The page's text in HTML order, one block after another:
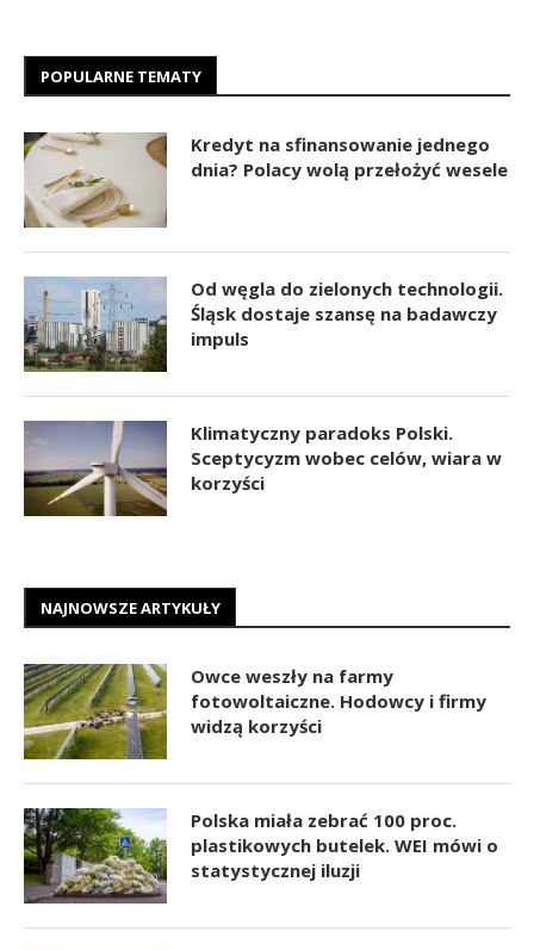
POPULARNE TEMATY
Kredyt na sfinansowanie jednego
dnia? Polacy wolą przełożyć wesele
Od węgla do zielonych technologii.
Śląsk dostaje szansę na badawczy
impuls
Klimatyczny paradoks Polski.
Sceptycyzm wobec celów, wiara w
korzyści
NAJNOWSZE ARTYKUŁY
Owce weszły na farmy
fotowoltaiczne. Hodowcy i firmy
widzą korzyści
Polska miała zebrać 100 proc.
plastikowych butelek. WEI mówi o
statystycznej iluzji